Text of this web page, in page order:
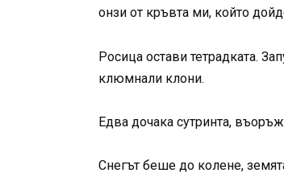
онзи от кръвта ми, който
Росица остави тетрадката.
клюмнали клони.
Едва дочака сутринта,
Снегът беше до колене,